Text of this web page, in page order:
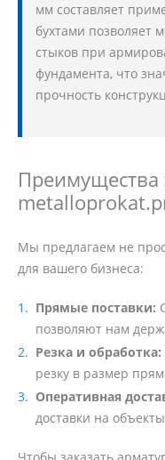
мм составляет
бухтами позволяет
стыков при
фундамента, что
прочность
Преимущества
Мы предлагаем не
для вашего бизнеса:
Прямые поставки:
позволяют нам
Резка и обработка:
резку в размер
Оперативная
доставки на